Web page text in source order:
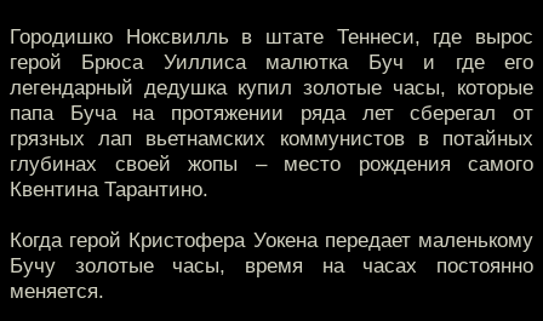
Городишко Ноксвилль в штате Теннеси, где вырос
герой Брюса Уиллиса малютка Буч и где его
легендарный дедушка купил золотые часы, которые
папа Буча на протяжении ряда лет сберегал от
грязных лап вьетнамских коммунистов в потайных
глубинах своей жопы – место рождения самого
Квентина Тарантино.
Когда герой Кристофера Уокена передает маленькому
Бучу золотые часы, время на часах постоянно
меняется.